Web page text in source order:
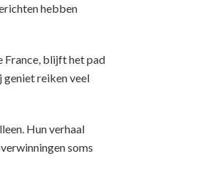
hebben
France, blijft het pad
geniet reiken veel
Hun verhaal
soms